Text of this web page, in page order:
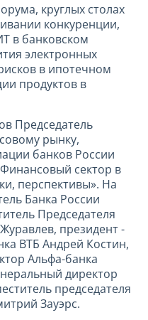
круглых столах
конкуренции,
в банковском
электронных
в ипотечном
продуктов в
Председатель
рынку,
банков России
сектор в
перспективы». На
Банка России
Председателя
президент -
ВТБ Андрей Костин,
Альфа-банка
директор
председателя
Зауэрс.